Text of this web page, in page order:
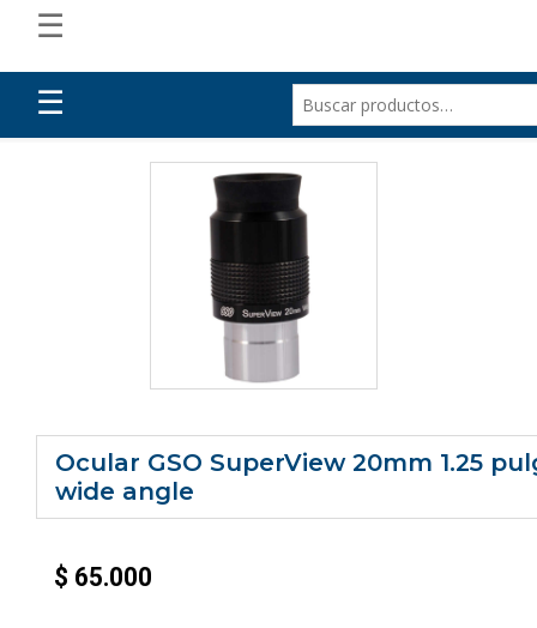
☰
☰
Ocular GSO SuperView 20mm 1.25
wide angle
$ 65.000